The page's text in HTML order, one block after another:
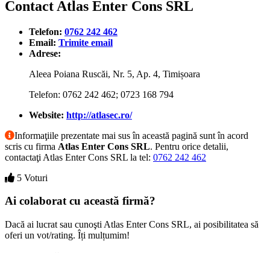
Contact Atlas Enter Cons SRL
Telefon: 0762 242 462
Email: Trimite email
Adrese:
Aleea Poiana Ruscăi, Nr. 5, Ap. 4, Timișoara
Telefon: 0762 242 462; 0723 168 794
Website: http://atlasec.ro/
Informaţiile prezentate mai sus în această pagină sunt în acord
scris cu firma Atlas Enter Cons SRL. Pentru orice detalii,
contactaţi Atlas Enter Cons SRL la tel: 0762 242 462
5 Voturi
Ai colaborat cu această firmă?
Dacă ai lucrat sau cunoşti Atlas Enter Cons SRL, ai posibilitatea să
oferi un vot/rating. Îți mulțumim!